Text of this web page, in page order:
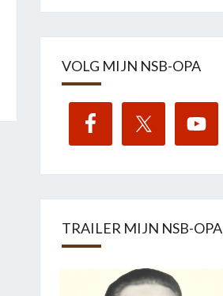
VOLG MIJN NSB-OPA
TRAILER MIJN NSB-OPA